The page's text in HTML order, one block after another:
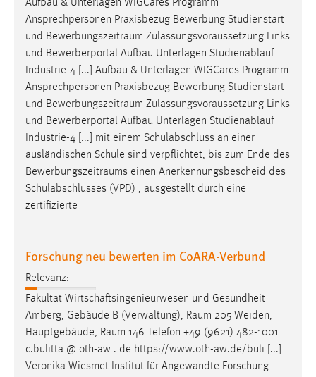
Aufbau & Unterlagen WIGCares Programm
Ansprechpersonen Praxisbezug Bewerbung Studienstart
und Bewerbungszeitraum Zulassungsvoraussetzung Links
und Bewerberportal Aufbau Unterlagen Studienablauf
Industrie-4 [...] Aufbau & Unterlagen WIGCares Programm
Ansprechpersonen Praxisbezug Bewerbung Studienstart
und Bewerbungszeitraum Zulassungsvoraussetzung Links
und Bewerberportal Aufbau Unterlagen Studienablauf
Industrie-4 [...] mit einem Schulabschluss an einer
ausländischen Schule sind verpflichtet, bis zum Ende des
Bewerbungszeitraums einen Anerkennungsbescheid des
Schulabschlusses (VPD) , ausgestellt durch eine
zertifizierte
Forschung neu bewerten im CoARA-Verbund
Relevanz:
Fakultät Wirtschaftsingenieurwesen und Gesundheit
Amberg, Gebäude B (Verwaltung), Raum 205 Weiden,
Hauptgebäude, Raum 146 Telefon +49 (9621) 482-1001
c.bulitta @ oth-aw . de https://www.oth-aw.de/buli [...]
Veronika Wiesmet Institut für Angewandte Forschung
Performance
Name:
Zweck:
Für performante Seitenauslieferung wird in diesem Cookie
gespeichert, ob man eingeloggt ist.
Sprachpräferenz
Zweck:
Das Cookie speichert die gewählte Sprache der Website.
Cookie Laufzeit:
30 Tage
Chat